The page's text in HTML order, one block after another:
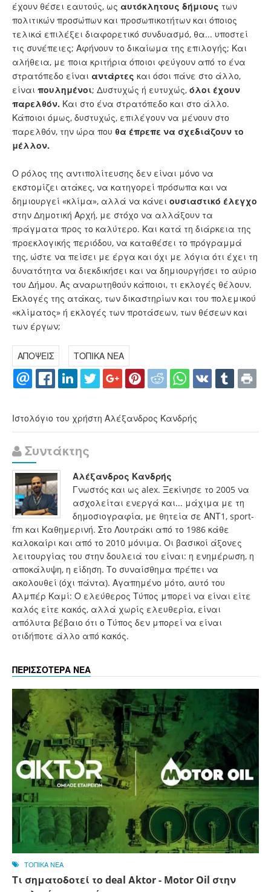
έχουν θέσει εαυτούς, ως αυτόκλητους δήμιους των
πολιτικών προσώπων και προσωπικοτήτων και όποιος
τελικά επιλέξει διαφορετικό συνδυασμό, θα... υποστεί
τις συνέπειες; Αφήνουν το δικαίωμα της επιλογής; Και
αλήθεια, με ποια κριτήρια όποιοι φεύγουν από το ένα
στρατόπεδο είναι αντάρτες και όσοι πάνε στο άλλο,
είναι πουλημένοι; Δυστυχώς ή ευτυχώς, όλοι έχουν
παρελθόν. Και στο ένα στρατόπεδο και στο άλλο.
Κάποιοι όμως, δυστυχώς, επιλέγουν να μένουν στο
παρελθόν, την ώρα που θα έπρεπε να σχεδιάζουν το
μέλλον.
Ο ρόλος της αντιπολίτευσης δεν είναι μόνο να
εκστομίζει ατάκες, να κατηγορεί πρόσωπα και να
δημιουργεί «κλίμα», αλλά να κάνει ουσιαστικό έλεγχο
στην Δημοτική Αρχή, με στόχο να αλλάξουν τα
πράγματα προς το καλύτερο. Και κατά τη διάρκεια της
προεκλογικής περιόδου, να καταθέσει το πρόγραμμά
της, ώστε να πείσει με έργα και όχι με λόγια ότι έχει τη
δυνατότητα να διεκδικήσει και να δημιουργήσει το αύριο
του Δήμου. Ας αναρωτηθούν κάποιοι, τι εκλογές θέλουν.
Εκλογές της ατάκας, των δικαστηρίων και του πολεμικού
«κλίματος» ή εκλογές των προτάσεων, των θέσεων και
των έργων;
ΑΠΟΨΕΙΣ ΤΟΠΙΚΑ ΝΕΑ
Ιστολόγιο του χρήστη Αλέξανδρος Κανδρής
Συντάκτης
Αλέξανδρος Κανδρής
Γνωστός και ως alex. Ξεκίνησε το 2005 να
ασχολείται ενεργά και... μάχιμα με τη
δημοσιογραφία, με θητεία σε ΑΝΤ1, sport-
fm και Καθημερινή. Στο Λουτράκι από το 1986 κάθε
καλοκαίρι και από το 2010 μόνιμα. Οι βασικοί άξονες
λειτουργίας του στην δουλειά του είναι: η ενημέρωση, η
αποκάλυψη, η είδηση. Το συναίσθημα πρέπει να
ακολουθεί (όχι πάντα). Αγαπημένο μότο, αυτό του
Αλμπέρ Καμί: Ο ελεύθερος Τύπος μπορεί να είναι είτε
καλός είτε κακός, αλλά χωρίς ελευθερία, είναι
απόλυτα βέβαιο ότι ο Τύπος δεν μπορεί να είναι
οτιδήποτε άλλο από κακός.
ΠΕΡΙΣΣΟΤΕΡΑ ΝΕΑ
ΤΟΠΙΚΑ ΝΕΑ
Τι σηματοδοτεί το deal Αktor - Motor Oil στην